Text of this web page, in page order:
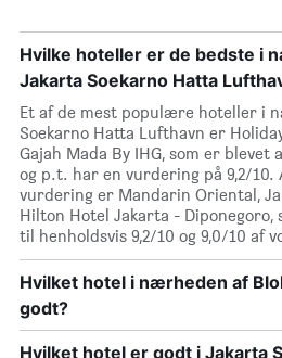
Hvilke hoteller er de bedste i
Jakarta Soekarno Hatta
Et af de mest populære hoteller i
Soekarno Hatta Lufthavn er
Gajah Mada By IHG, som er blevet
og p.t. har en vurdering på 9,2/10.
vurdering er Mandarin Oriental,
Hilton Hotel Jakarta -
til henholdsvis 9,2/10 og 9,0/10 af
Hvilket hotel i nærheden af
godt?
Hvilket hotel er godt i Jakarta